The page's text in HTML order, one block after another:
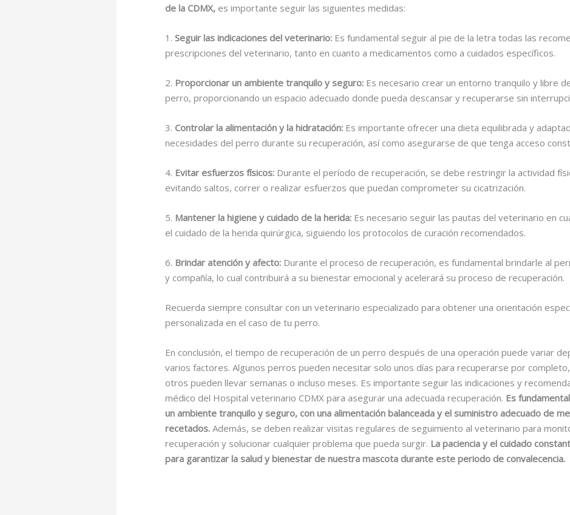
de la CDMX, es importante seguir las siguientes medidas:
1. Seguir las indicaciones del veterinario: Es fundamental seguir al pie de la letra todas las
prescripciones del veterinario, tanto en cuanto a medicamentos como a cuidados específicos.
2. Proporcionar un ambiente tranquilo y seguro: Es necesario crear un entorno tranquilo y libre
perro, proporcionando un espacio adecuado donde pueda descansar y recuperarse sin
3. Controlar la alimentación y la hidratación: Es importante ofrecer una dieta equilibrada y
necesidades del perro durante su recuperación, así como asegurarse de que tenga acceso
4. Evitar esfuerzos físicos: Durante el período de recuperación, se debe restringir la actividad
evitando saltos, correr o realizar esfuerzos que puedan comprometer su cicatrización.
5. Mantener la higiene y cuidado de la herida: Es necesario seguir las pautas del veterinario en
el cuidado de la herida quirúrgica, siguiendo los protocolos de curación recomendados.
6. Brindar atención y afecto: Durante el proceso de recuperación, es fundamental brindarle al
y compañía, lo cual contribuirá a su bienestar emocional y acelerará su proceso de recuperación.
Recuerda siempre consultar con un veterinario especializado para obtener una orientación
personalizada en el caso de tu perro.
En conclusión, el tiempo de recuperación de un perro después de una operación puede variar
varios factores. Algunos perros pueden necesitar solo unos días para recuperarse por
otros pueden llevar semanas o incluso meses. Es importante seguir las indicaciones y
médico del Hospital veterinario CDMX para asegurar una adecuada recuperación. Es
un ambiente tranquilo y seguro, con una alimentación balanceada y el suministro adecuado de
recetados. Además, se deben realizar visitas regulares de seguimiento al veterinario para
recuperación y solucionar cualquier problema que pueda surgir. La paciencia y el cuidado
para garantizar la salud y bienestar de nuestra mascota durante este periodo de convalecencia.